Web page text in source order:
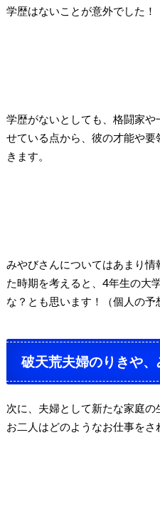
学歴はないことが意外でした！
学歴がないとしても、格闘家
せている点から、彼の才能や
きます。
みやびさんについてはあまり
た時期を考えると、 4年生の大
な？とも思います！（個人の予
破天荒夫婦のりきや
次に、夫婦として新たな家庭
お二人はどのようなお仕事をさ